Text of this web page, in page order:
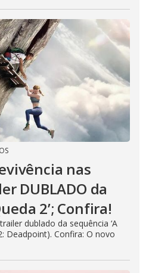
nas
DUBLADO da
2’; Confira!
dublado da sequência ‘A
Deadpoint). Confira: O novo